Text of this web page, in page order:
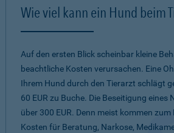
Wie viel kann ein Hund beim
Auf den ersten Blick scheinbar kleine
beachtliche Kosten verursachen. Eine
Ihrem Hund durch den Tierarzt schlägt
60 EUR zu Buche. Die Beseitigung eines
über 300 EUR. Denn meist kommen
Kosten für Beratung, Narkose,